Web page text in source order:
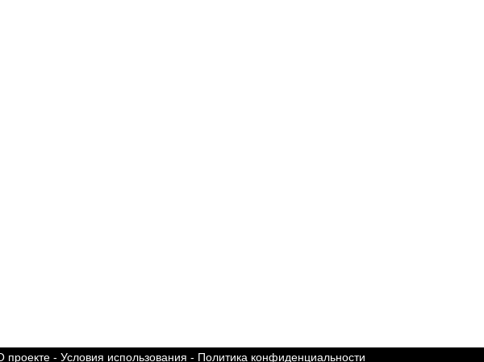
проекте - Условия использования - Политика конфиденциальности